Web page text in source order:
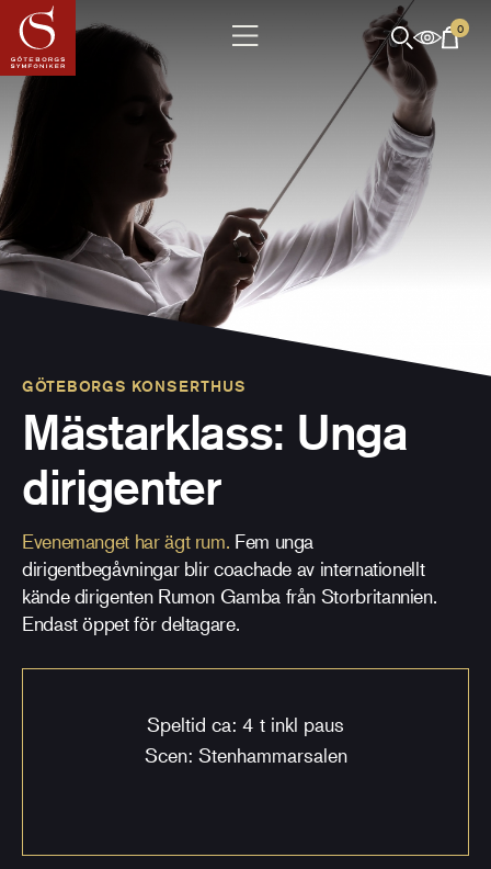
0
GÖTEBORGS KONSERTHUS
Mästarklass: Unga
dirigenter
Evenemanget har ägt rum. Fem unga
dirigentbegåvningar blir coachade av internationellt
kände dirigenten Rumon Gamba från Storbritannien.
Endast öppet för deltagare.
Speltid ca: 4 t inkl paus
Scen: Stenhammarsalen